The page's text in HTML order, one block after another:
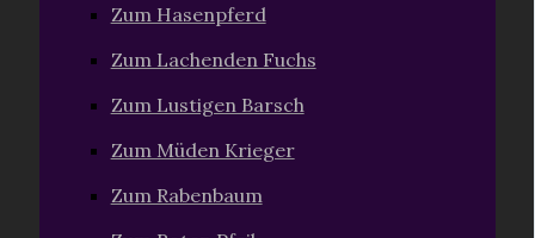
Zum Hasenpferd
Zum Lachenden Fuchs
Zum Lustigen Barsch
Zum Müden Krieger
Zum Rabenbaum